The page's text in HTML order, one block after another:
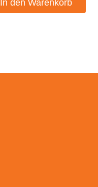
In den Warenkorb